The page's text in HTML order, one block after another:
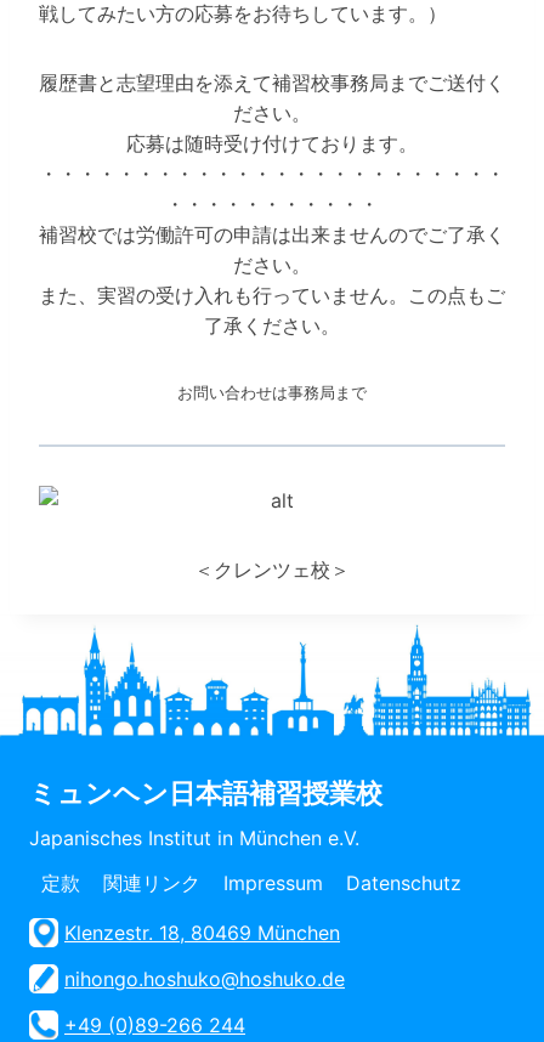
戦してみたい方の応募をお待ちしています。）
履歴書と志望理由を添えて補習校事務局までご送付く
ださい。
応募は随時受け付けております。
・・・・・・・・・・・・・・・・・・・・・・・・
・・・・・・・・・・・
補習校では労働許可の申請は出来ませんのでご了承く
ださい。
また、実習の受け入れも行っていません。この点もご
了承ください。
お問い合わせは事務局まで
＜クレンツェ校＞
ミュンヘン日本語補習授業校
Japanisches Institut in München e.V.
定款
関連リンク Impressum Datenschutz
Klenzestr. 18, 80469 München
nihongo.hoshuko@hoshuko.de
+49 (0)89-266 244